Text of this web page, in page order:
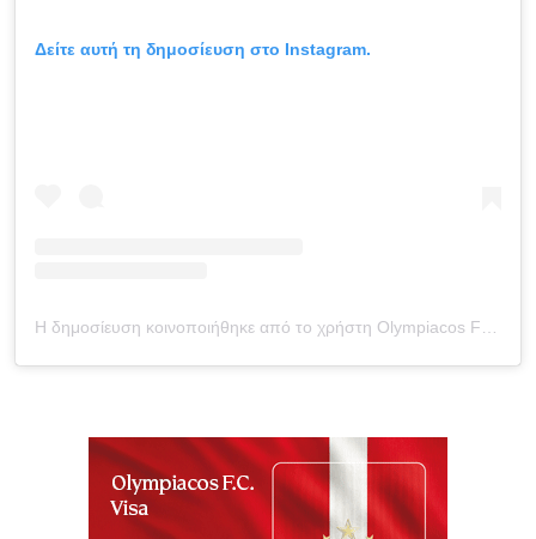
Δείτε αυτή τη δημοσίευση στο Instagram.